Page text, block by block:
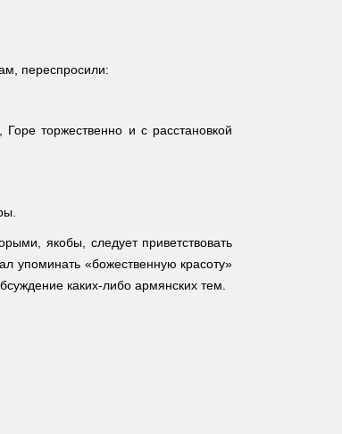
переспросили:
торжественно и с расстановкой
якобы, следует приветствовать
упоминать «божественную красоту»
каких-либо армянских тем.